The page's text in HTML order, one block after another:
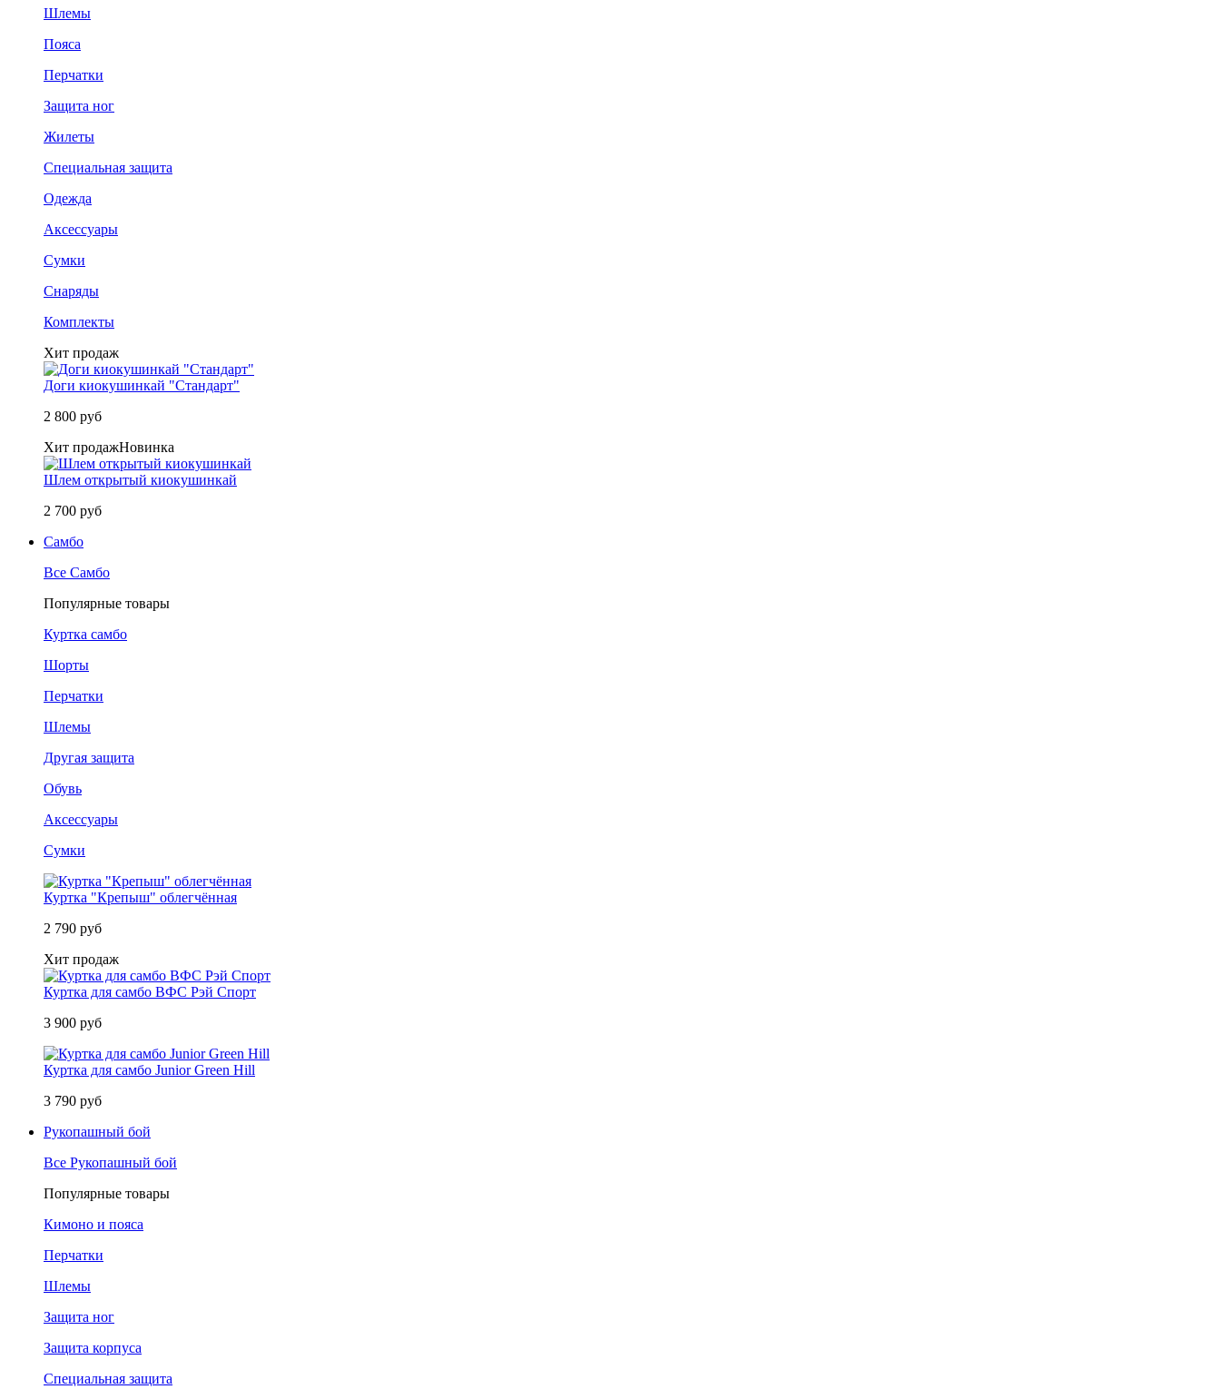
Шлемы
Пояса
Перчатки
Защита ног
Жилеты
Специальная защита
Одежда
Аксессуары
Сумки
Снаряды
Комплекты
Хит продаж
Доги киокушинкай "Стандарт"
2 800 руб
Хит продажНовинка
Шлем открытый киокушинкай
2 700 руб
Самбо
Все Самбо
Популярные товары
Куртка самбо
Шорты
Перчатки
Шлемы
Другая защита
Обувь
Аксессуары
Сумки
Куртка "Крепыш" облегчённая
2 790 руб
Хит продаж
Куртка для самбо ВФС Рэй Спорт
3 900 руб
Куртка для самбо Junior Green Hill
3 790 руб
Рукопашный бой
Все Рукопашный бой
Популярные товары
Кимоно и пояса
Перчатки
Шлемы
Защита ног
Защита корпуса
Специальная защита